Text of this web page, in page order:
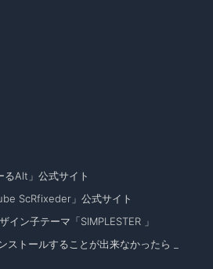
Alt」公式サイト
ScRfixeder」公式サイト
イン子テーマ「SIMPLESTER 」
ストールすることが出来なかったら _